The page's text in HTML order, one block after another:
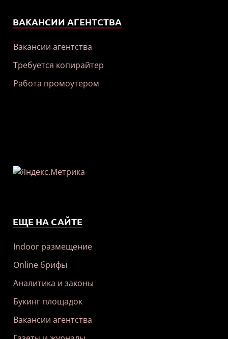
ВАКАНСИИ АГЕНТСТВА
Вакансии агентства
Требуется копирайтер
Работа промоутером
ЕЩЕ НА САЙТЕ
Indoor размещение
Online брифы
Аналитика и законы
Букинг площадок
Вакансии агентства